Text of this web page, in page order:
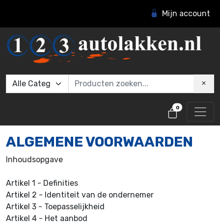
Mijn account
0
ALGEMENE VOORWAARDEN
Inhoudsopgave
Artikel 1 - Definities
Artikel 2 - Identiteit van de ondernemer
Artikel 3 - Toepasselijkheid
Artikel 4 - Het aanbod